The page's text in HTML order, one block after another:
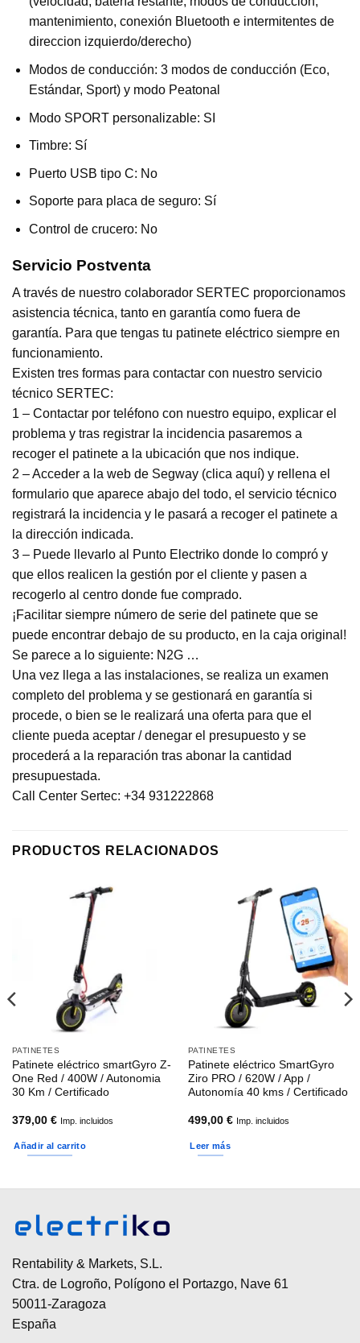
mantenimiento, conexión Bluetooth e intermitentes de
direccion izquierdo/derecho)
Modos de conducción: 3 modos de conducción (Eco,
Estándar, Sport) y modo Peatonal
Modo SPORT personalizable: SI
Timbre: Sí
Puerto USB tipo C: No
Soporte para placa de seguro: Sí
Control de crucero: No
Servicio Postventa
A través de nuestro colaborador SERTEC proporcionamos
asistencia técnica, tanto en garantía como fuera de
garantía. Para que tengas tu patinete eléctrico siempre en
funcionamiento.
Existen tres formas para contactar con nuestro servicio
técnico SERTEC:
1 – Contactar por teléfono con nuestro equipo, explicar el
problema y tras registrar la incidencia pasaremos a
recoger el patinete a la ubicación que nos indique.
2 – Acceder a la web de Segway (clica aquí) y rellena el
formulario que aparece abajo del todo, el servicio técnico
registrará la incidencia y le pasará a recoger el patinete a
la dirección indicada.
3 – Puede llevarlo al Punto Electriko donde lo compró y
que ellos realicen la gestión por el cliente y pasen a
recogerlo al centro donde fue comprado.
¡Facilitar siempre número de serie del patinete que se
puede encontrar debajo de su producto, en la caja original!
Se parece a lo siguiente: N2G …
Una vez llega a las instalaciones, se realiza un examen
completo del problema y se gestionará en garantía si
procede, o bien se le realizará una oferta para que el
cliente pueda aceptar / denegar el presupuesto y se
procederá a la reparación tras abonar la cantidad
presupuestada.
Call Center Sertec: +34 931222868
PRODUCTOS RELACIONADOS
PATINETES
Patinete eléctrico smartGyro Z-
One Red / 400W / Autonomia
30 Km / Certificado
379,00 € Imp. incluidos
Añadir al carrito
PATINETES
Patinete eléctrico SmartGyro
Ziro PRO / 620W / App /
Autonomía 40 kms / Certificado
499,00 € Imp. incluidos
Leer más
Rentability & Markets, S.L.
Ctra. de Logroño, Polígono el Portazgo, Nave 61
50011-Zaragoza
España